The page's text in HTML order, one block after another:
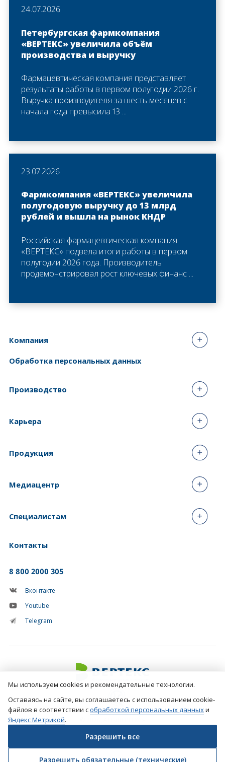
24.07.2026
Петербургская фармкомпания
«ВЕРТЕКС» увеличила объём
производства и выручку
Фармацевтическая компания представляет
результаты работы в первом полугодии 2026 г.
Выручка производителя за шесть месяцев с
начала года превысила 13 ...
23.07.2026
Фармкомпания «ВЕРТЕКС» увеличила
полугодовую выручку до 13 млрд
рублей и вышла на рынок КНДР
Российская фармацевтическая компания
«ВЕРТЕКС» подвела итоги работы в первом
полугодии 2026 года. Производитель
продемонстрировал рост ключевых финанс ...
Компания
Обработка персональных данных
Производство
Карьера
8 800 2000 305
Вконтакте
Youtube
Telegram
Продукция
Медиацентр
Специалистам
Контакты
Создание сайтов
Мы используем cookies и рекомендательные технологии.
Оставаясь на сайте, вы соглашаетесь с использованием cookie-
файлов в соответствии собработкой персональных данныхи
Яндекс Метрикой.
Разрешить все
Разрешить обязательные (технические)